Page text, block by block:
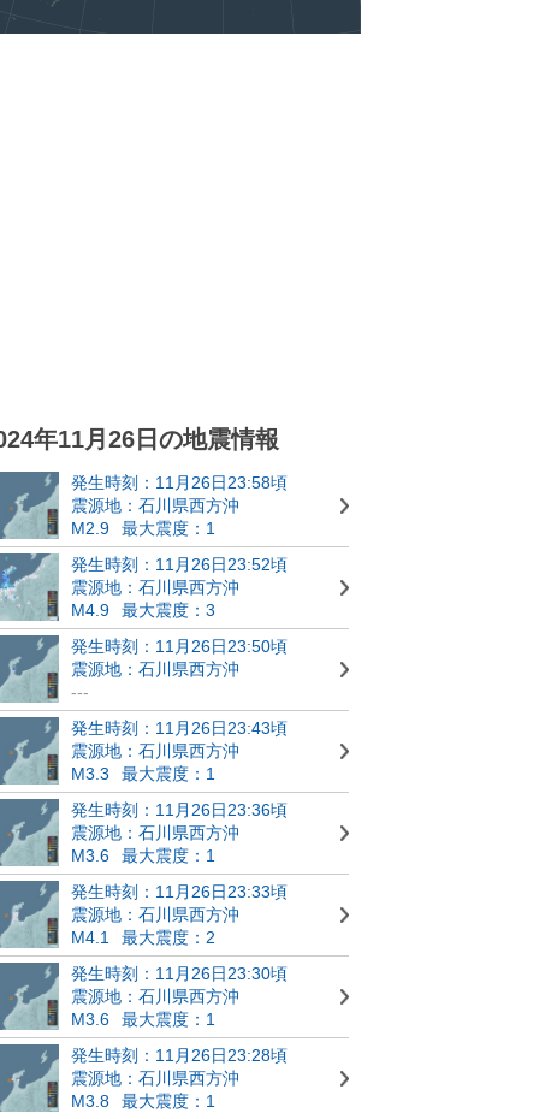
年11月26日の地震情報
発生時刻：11月26日23:58頃
震源地：石川県西方沖
M2.9
最大震度：1
発生時刻：11月26日23:52頃
震源地：石川県西方沖
M4.9
最大震度：3
発生時刻：11月26日23:50頃
震源地：石川県西方沖
---
発生時刻：11月26日23:43頃
震源地：石川県西方沖
M3.3
最大震度：1
発生時刻：11月26日23:36頃
震源地：石川県西方沖
M3.6
最大震度：1
発生時刻：11月26日23:33頃
震源地：石川県西方沖
M4.1
最大震度：2
発生時刻：11月26日23:30頃
震源地：石川県西方沖
M3.6
最大震度：1
発生時刻：11月26日23:28頃
震源地：石川県西方沖
M3.8
最大震度：1